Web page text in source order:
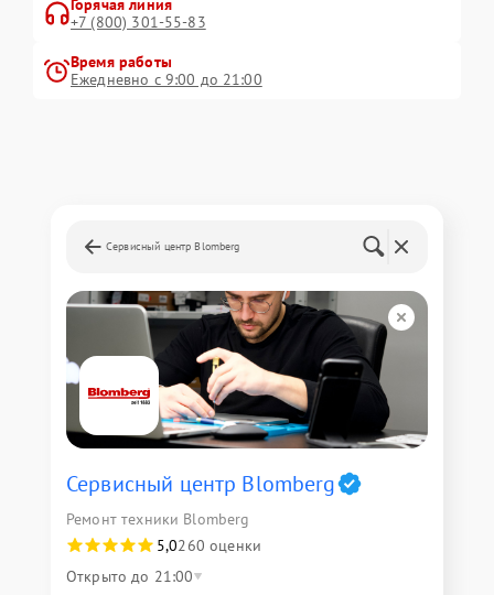
Горячая линия
+7 (800) 301-55-83
Время работы
Ежедневно с 9:00 до 21:00
Сервисный центр Blomberg
Сервисный центр Blomberg
Ремонт техники Blomberg
5,0260 оценки
Открыто до 21:00